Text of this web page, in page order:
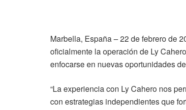
Marbella, España – 22 de febrero de
oficialmente la operación de Ly
enfocarse en nuevas oportunidades
“La experiencia con Ly Cahero nos
con estrategias independientes que